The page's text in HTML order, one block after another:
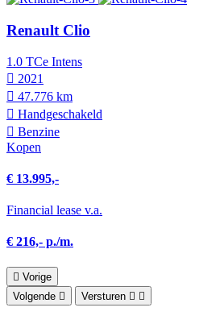
Renault Clio
1.0 TCe Intens
2021
47.776 km
Hand­geschakeld
Benzine
Kopen
€ 13.995,-
Financial lease v.a.
€ 216,- p./m.
Vorige
Volgende
Versturen